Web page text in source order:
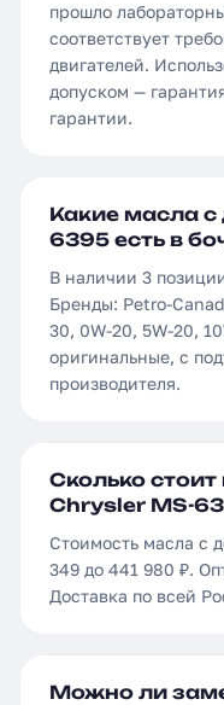
прошло
соответствует
двигателей.
допуском —
гарантии.
Какие масла
6395 есть в
В наличии 3
Бренды: Petro-
30, 0W-20, 5W-20,
оригинальные, с
производителя.
Сколько
Chrysler MS-
Стоимость масла с
349 до 441 980 ₽.
Доставка по всей
Можно ли